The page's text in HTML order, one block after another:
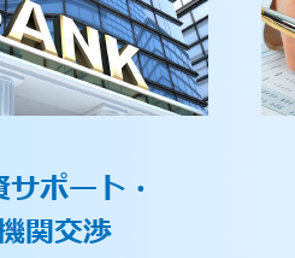
ポート・
関交渉